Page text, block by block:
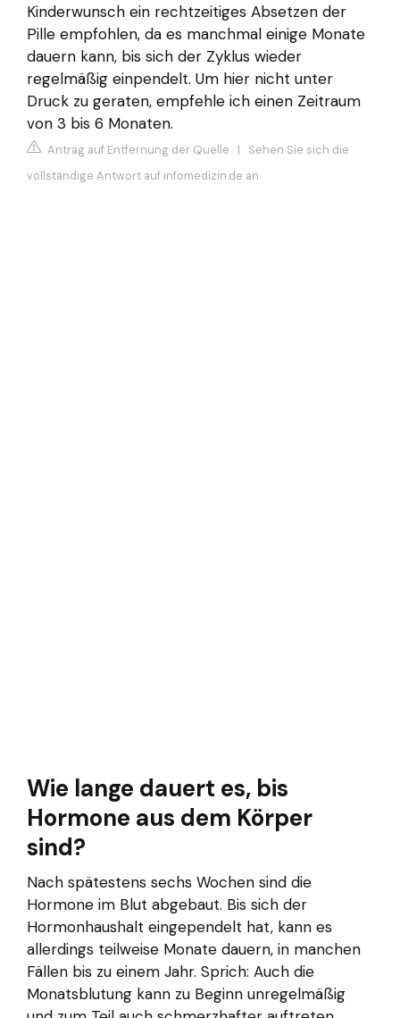
Kinderwunsch ein rechtzeitiges Absetzen der
Pille empfohlen, da es manchmal einige Monate
dauern kann, bis sich der Zyklus wieder
regelmäßig einpendelt. Um hier nicht unter
Druck zu geraten, empfehle ich einen Zeitraum
von 3 bis 6 Monaten.
Antrag auf Entfernung der Quelle | Sehen Sie sich die
vollständige Antwort auf infomedizin.de an
Wie lange dauert es, bis
Hormone aus dem Körper
sind?
Nach spätestens sechs Wochen sind die
Hormone im Blut abgebaut. Bis sich der
Hormonhaushalt eingependelt hat, kann es
allerdings teilweise Monate dauern, in manchen
Fällen bis zu einem Jahr. Sprich: Auch die
Monatsblutung kann zu Beginn unregelmäßig